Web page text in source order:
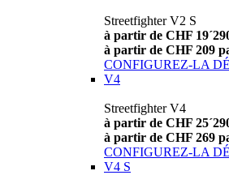
Streetfighter V2 S
à partir de CHF
à partir de CHF 209
CONFIGUREZ-LA
V4
Streetfighter V4
à partir de CHF
à partir de CHF 269
CONFIGUREZ-LA
V4 S